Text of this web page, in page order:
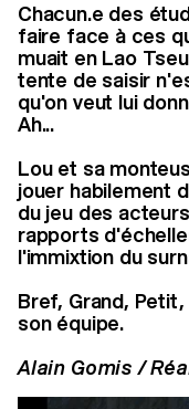
Chacun.e des
faire face à ces
muait en Lao
tente de saisir
qu'on veut lui
Ah...
Lou et sa
jouer habilement
du jeu des
rapports
l'immixtion du
Bref, Grand,
son équipe.
Alain Gomis /